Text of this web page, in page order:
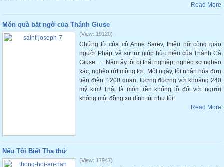
Read More
Món quà bất ngờ của Thánh Giuse
(View: 19120)
Chứng từ của cô Anne Sarev, thiếu nữ công giáo
người Pháp, về sự trợ giúp hữu hiệu của Thánh Cả
Giuse. … Năm ấy tôi bị thất nghiệp, nghèo xơ nghèo
xác, nghèo rớt mồng tơi. Một ngày, tôi nhận hóa đơn
tiền điện: 1200 quan, tương đương với khoảng 240
mỹ kim! Thật là món tiền khổng lồ đối với người
không một đồng xu dính túi như tôi!
Read More
Nếu Tôi Biết Tha thứ
(View: 17947)